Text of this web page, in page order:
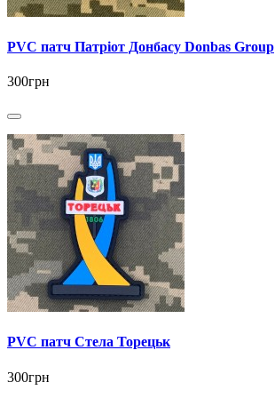
PVC патч Патріот Донбасу Donbas Group
300грн
PVC патч Стела Торецьк
300грн